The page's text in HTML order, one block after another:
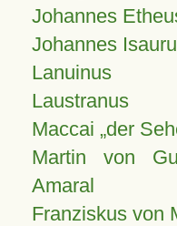
Johannes
Johannes
Lanuinus
Laustranus
Maccai „der
Martin von
Amaral
Franziskus von